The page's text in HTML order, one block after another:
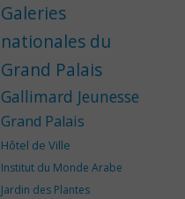
Galeries
nationales du
Grand Palais
Gallimard Jeunesse
Grand Palais
Hôtel de Ville
Institut du Monde Arabe
Jardin des Plantes